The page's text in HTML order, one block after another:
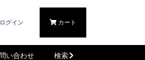
ログイン カート
い合わせ 検索